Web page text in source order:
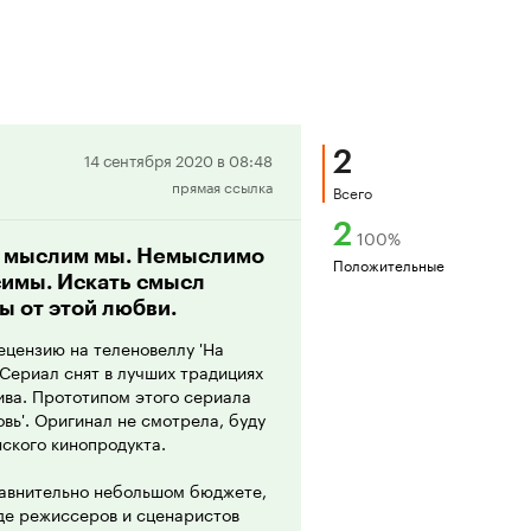
Положительная
рецензия
14 сентября 2020 в 08:48
прямая ссылка
мыслим мы. Немыслимо
Искать смысл
от этой любви.
на теленовеллу 'На
снят в лучших традициях
Прототипом этого сериала
Оригинал не смотрела, буду
кинопродукта.
небольшом бюджете,
режиссеров и сценаристов
2
Всего
2 100%
Положительные